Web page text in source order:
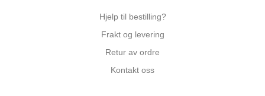
Hjelp til bestilling?
Frakt og levering
Retur av ordre
Kontakt oss